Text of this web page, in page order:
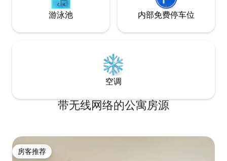
游泳池 内部免费停车位
空调
带无线网络的公寓房源
房客推荐
房客推荐